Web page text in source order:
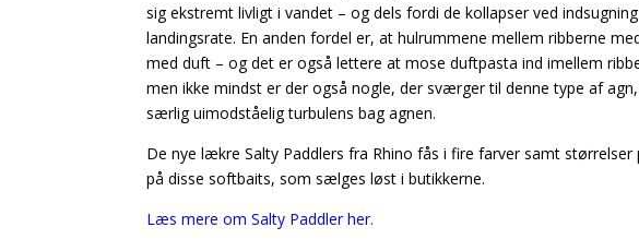
sig ekstremt livligt i vandet – og dels fordi de kollapser ved
landingsrate. En anden fordel er, at hulrummene mellem ribberne
med duft – og det er også lettere at mose duftpasta ind imellem
men ikke mindst er der også nogle, der sværger til denne type af
særlig uimodståelig turbulens bag agnen.
De nye lækre Salty Paddlers fra Rhino fås i fire farver samt
på disse softbaits, som sælges løst i butikkerne.
Læs mere om Salty Paddler her.